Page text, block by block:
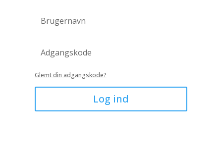
Glemt din adgangskode?
Log ind